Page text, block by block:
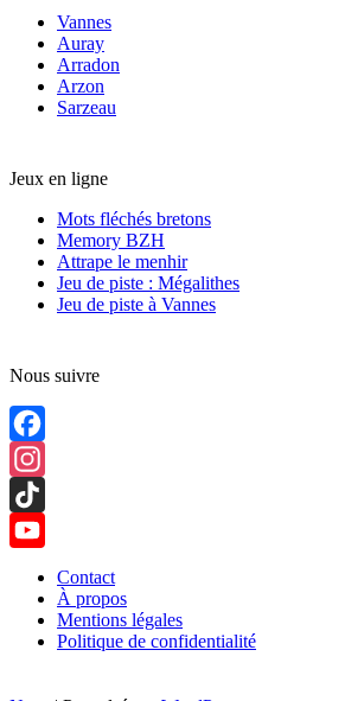
Vannes
Auray
Arradon
Arzon
Sarzeau
Jeux en ligne
Mots fléchés bretons
Memory BZH
Attrape le menhir
Jeu de piste : Mégalithes
Jeu de piste à Vannes
Nous suivre
Facebook
Instagram
TikTok
Channel
Contact
À propos
Mentions légales
Politique de confidentialité